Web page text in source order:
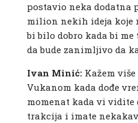
postavio neka dodatna
milion nekih ideja koje
bi bilo dobro kada bi
da bude zanimljivo da
Ivan Minić: Kažem
Vukanom kada dođe
momenat kada vi vidite
trakcija i imate